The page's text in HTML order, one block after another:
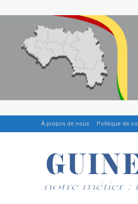
À propos de nous Politique de